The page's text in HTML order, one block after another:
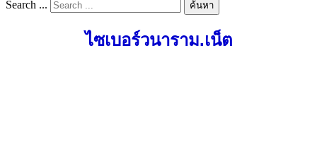
Search ... ค้นหา
ไซเบอร์วนาราม.เน็ต